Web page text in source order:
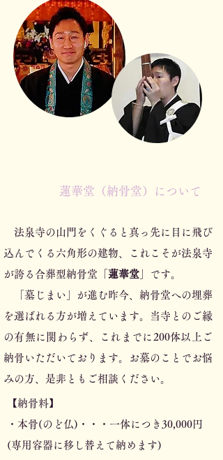
蓮華堂（納骨堂）について
法泉寺の山門をくぐると真っ先に目に飛び
込んでくる六角形の建物、これこそが法泉寺
が誇る合葬型納骨堂「 蓮華堂 」です。
「墓じまい」が進む昨今、納骨堂への埋葬
を選ばれる方が増えています。当寺とのご縁
の有無に関わらず、これまでに200体以上ご
納骨いただいております。お墓のことでお悩
みの方、是非ともご相談ください。
【納骨料】
・本骨(のど仏)・・・一体につき30,000円
(専用容器に移し替えて納めます)